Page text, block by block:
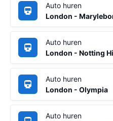
Auto huren
London -
Auto huren
London - Notting
Auto huren
London - Olympia
Auto huren